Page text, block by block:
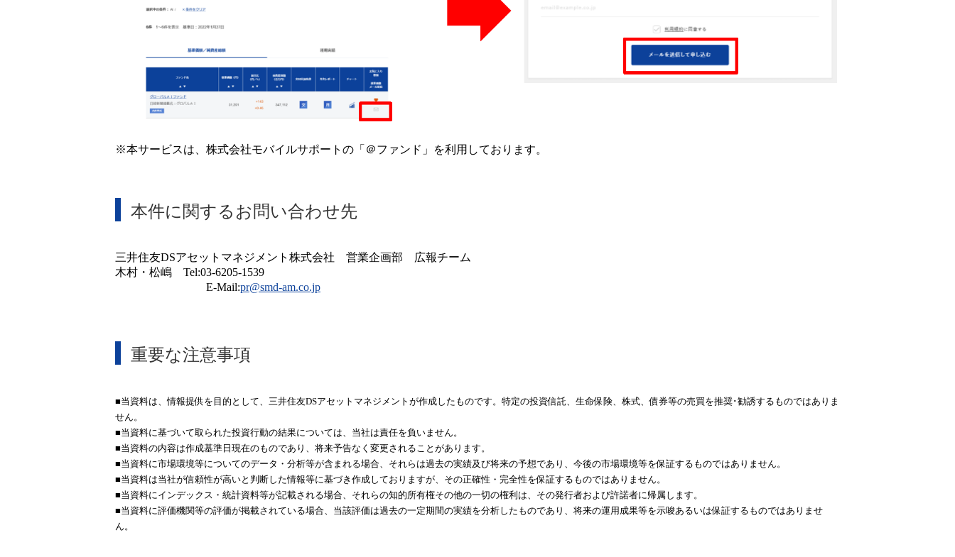
※本サービスは、株式会社モバイルサポートの「＠ファンド」を利用しております。
本件に関するお問い合わせ先
三井住友DSアセットマネジメント株式会社 営業企画部 広報チーム
木村・松嶋 Tel:03-6205-1539
E-Mail:pr@smd-am.co.jp
重要な注意事項
■当資料は、情報提供を目的として、三井住友DSアセットマネジメントが作成したものです。特定の投資信託、生命保険、株式、債券等の売買を推奨･勧誘するものではありま
せん。
■当資料に基づいて取られた投資行動の結果については、当社は責任を負いません。
■当資料の内容は作成基準日現在のものであり、将来予告なく変更されることがあります。
■当資料に市場環境等についてのデータ・分析等が含まれる場合、それらは過去の実績及び将来の予想であり、今後の市場環境等を保証するものではありません。
■当資料は当社が信頼性が高いと判断した情報等に基づき作成しておりますが、その正確性・完全性を保証するものではありません。
■当資料にインデックス・統計資料等が記載される場合、それらの知的所有権その他の一切の権利は、その発行者および許諾者に帰属します。
■当資料に評価機関等の評価が掲載されている場合、当該評価は過去の一定期間の実績を分析したものであり、将来の運用成果等を示唆あるいは保証するものではありませ
ん。